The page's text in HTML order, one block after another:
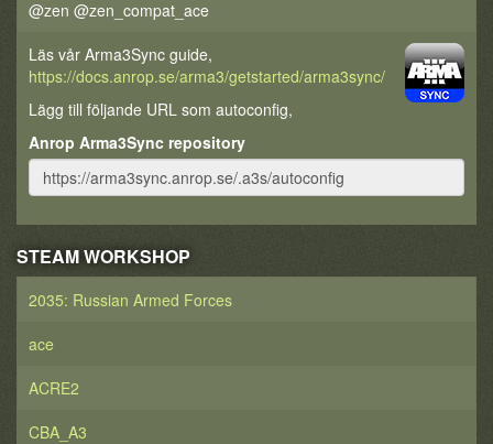
@zen @zen_compat_ace
Läs vår Arma3Sync guide,
https://docs.anrop.se/arma3/getstarted/arma3sync/
Lägg till följande URL som autoconfig,
Anrop Arma3Sync repository
STEAM WORKSHOP
2035: Russian Armed Forces
ace
ACRE2
CBA_A3